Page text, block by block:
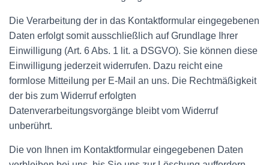
Die Verarbeitung der in das Kontaktformular eingegebenen
Daten erfolgt somit ausschließlich auf Grundlage Ihrer
Einwilligung (Art. 6 Abs. 1 lit. a DSGVO). Sie können diese
Einwilligung jederzeit widerrufen. Dazu reicht eine
formlose Mitteilung per E-Mail an uns. Die Rechtmäßigkeit
der bis zum Widerruf erfolgten
Datenverarbeitungsvorgänge bleibt vom Widerruf
unberührt.
Die von Ihnen im Kontaktformular eingegebenen Daten